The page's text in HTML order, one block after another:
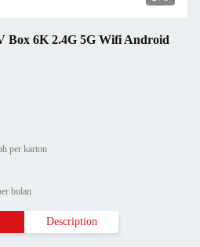
Box 6K 2.4G 5G Wifi Android
per karton
bulan
Description